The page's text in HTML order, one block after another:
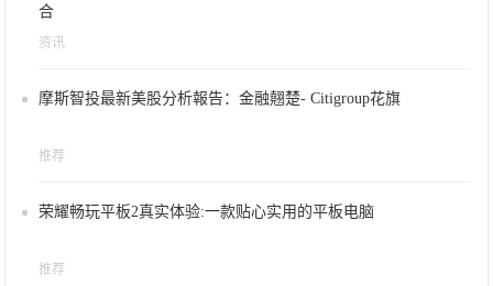
合
资讯
摩斯智投最新美股分析報告：金融翹楚- Citigroup花旗
推荐
荣耀畅玩平板2真实体验:一款贴心实用的平板电脑
推荐